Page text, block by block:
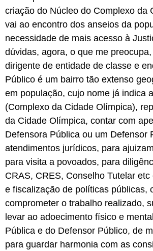
criação do Núcleo do Complexo da
vai ao encontro dos anseios da
necessidade de mais acesso à
dúvidas, agora, o que me
dirigente de entidade de classe e
Público é um bairro tão extenso
em população, cujo nome já indica
(Complexo da Cidade Olímpica),
da Cidade Olímpica, contar com
Defensora Pública ou um Defensor
atendimentos jurídicos, para
para visita a povoados, para
CRAS, CRES, Conselho Tutelar etc
e fiscalização de políticas públicas,
comprometer o trabalho realizado,
levar ao adoecimento físico e
Pública e do Defensor Público, de
para guardar harmonia com as